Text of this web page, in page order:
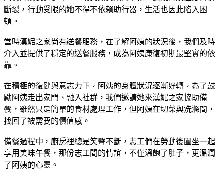
斷裂，行動受限的她不得不依賴助行器，生活也因此陷入困
頓。
當時漢妮之家尚有送餐服務，在了解阿姨的狀況後，我們及時
介入並提供了穩定的送餐服務，成為阿姨康復初期最堅實的依
靠。
在積極的復健與意志力下，阿姨的身體狀況逐漸好轉，為了鼓
勵阿姨走出家門、融入社群，我們邀請她來漢妮之家協助備
餐，雖然只是簡單的食材處理工作，但阿姨在切菜與洗滌間，
找回了被需要的價值感。
備餐過程中，廚房裡總是笑聲不斷，志工們在勞動後圍坐一起
享用美味午餐，那份志工間的情誼，不僅溫飽了肚子，更溫潤
了阿姨的心靈。